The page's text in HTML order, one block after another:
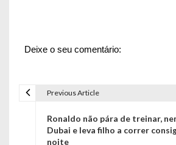
Deixe o seu comentário:
Previous Article
Ronaldo não pára de treinar,
Dubai e leva filho a correr
noite